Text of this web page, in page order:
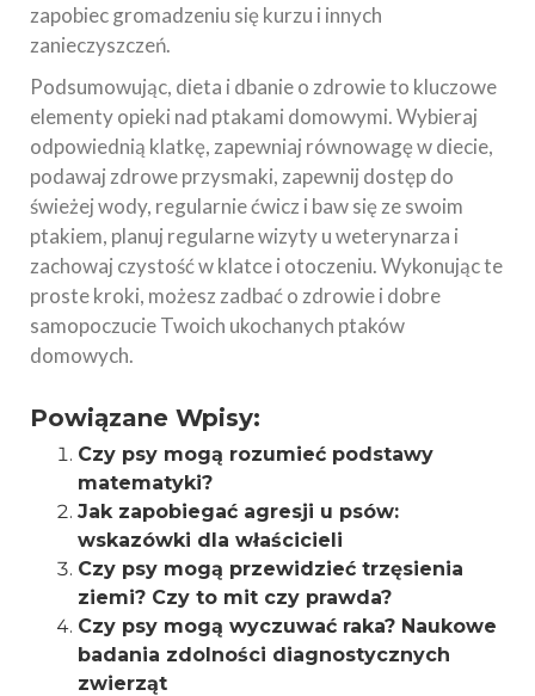
zapobiec gromadzeniu się kurzu i innych
zanieczyszczeń.
Podsumowując, dieta i dbanie o zdrowie to kluczowe
elementy opieki nad ptakami domowymi. Wybieraj
odpowiednią klatkę, zapewniaj równowagę w diecie,
podawaj zdrowe przysmaki, zapewnij dostęp do
świeżej wody, regularnie ćwicz i baw się ze swoim
ptakiem, planuj regularne wizyty u weterynarza i
zachowaj czystość w klatce i otoczeniu. Wykonując te
proste kroki, możesz zadbać o zdrowie i dobre
samopoczucie Twoich ukochanych ptaków
domowych.
Powiązane Wpisy:
Czy psy mogą rozumieć podstawy
matematyki?
Jak zapobiegać agresji u psów:
wskazówki dla właścicieli
Czy psy mogą przewidzieć trzęsienia
ziemi? Czy to mit czy prawda?
Czy psy mogą wyczuwać raka? Naukowe
badania zdolności diagnostycznych
zwierząt